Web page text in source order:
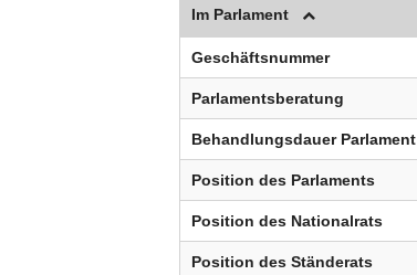
Im Parlament
Geschäftsnummer
Parlamentsberatung
Behandlungsdauer Parlament
Position des Parlaments
Position des Nationalrats
Position des Ständerats